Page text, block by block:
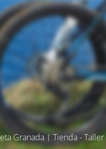
Granada | Tienda - Taller